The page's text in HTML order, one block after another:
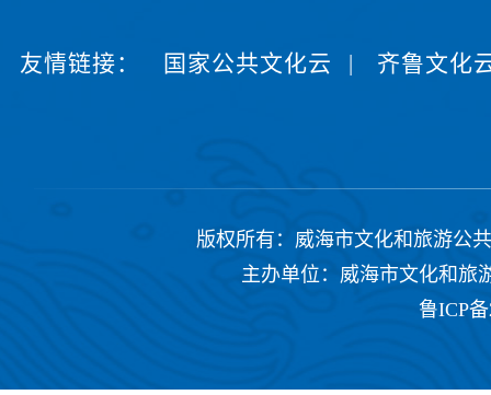
友情链接： 国家公共文化云 | 齐鲁文化
版权所有：威海市文化和旅游公共
主办单位：威海市文化和旅
鲁ICP备